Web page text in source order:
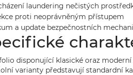
laundering nečistých
proti neoprávněným přístupem
a update bezpečnostních
disponující klasické oraz
varianty představují standardní